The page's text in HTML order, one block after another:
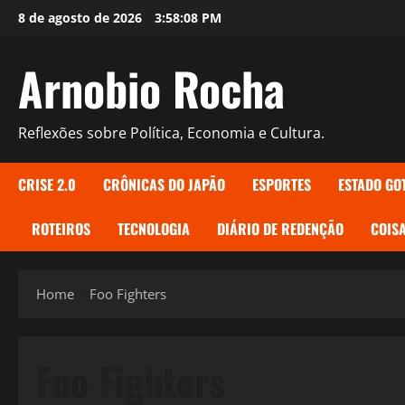
Skip8 de agosto de 2026 3:58:09 PM
Arnobio Rocha
Reflexões sobre Política, Economia e Cultura.
CRISE 2.0 CRÔNICAS DO JAPÃO ESPORTES ESTADO
ROTEIROS TECNOLOGIA DIÁRIO DE REDENÇÃO
Home Foo Fighters